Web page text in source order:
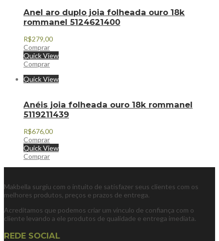
Anel aro duplo joia folheada ouro 18k
rommanel 5124621400
R$279,00
Comprar
Quick View
Comprar
Quick View
Anéis joia folheada ouro 18k rommanel
5119211439
R$676,00
Comprar
Quick View
Comprar
Makbella surgiu com o intuito de satisfazer seus clientes com os
melhores produtos, preços e prazos de entrega.
Acreditamos que podemos criar um vínculo de confiança com o
cliente levando a ele produtos de qualidade e entrega imediata.
REDE SOCIAL